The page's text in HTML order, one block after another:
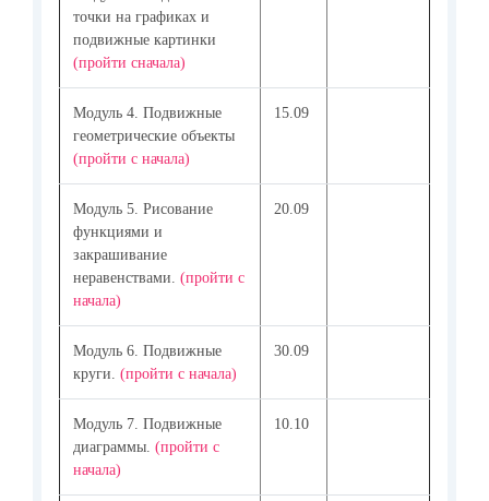
точки на графиках и
подвижные картинки
(пройти сначала)
Модуль 4. Подвижные
геометрические объекты
(пройти с начала)
15.09
Модуль 5. Рисование
функциями и
закрашивание
неравенствами. (пройти с
начала)
20.09
Модуль 6. Подвижные
круги. (пройти с начала)
30.09
Модуль 7. Подвижные
диаграммы. (пройти с
начала)
10.10